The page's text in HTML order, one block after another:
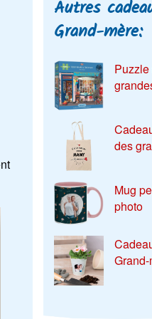
Autres
Grand-mère:
des
Mug
photo